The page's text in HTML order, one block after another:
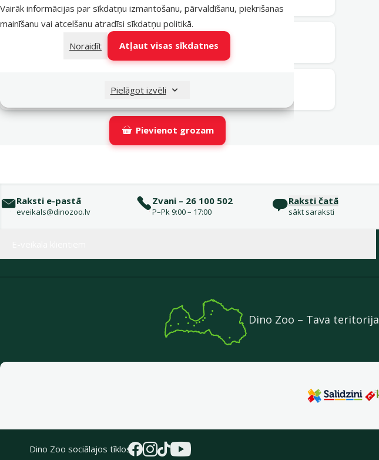
Vairāk informācijas par sīkdatņu izmantošanu, pārvaldīšanu, piekrišanas
mainīšanu vai atcelšanu atradīsi sīkdatņu politikā.
Noraidīt
Atļaut visas sīkdatnes
Pielāgot izvēli
OMNIVA pakomāti
Pievienot grozam
Raksti e-pastā
eveikals@dinozoo.lv
Zvani – 26 100 502
P–Pk 9:00 – 17:00
Raksti čatā
sākt saraksti
Dino Zoo – Tava teritorija
Dino Zoo sociālajos tīklos